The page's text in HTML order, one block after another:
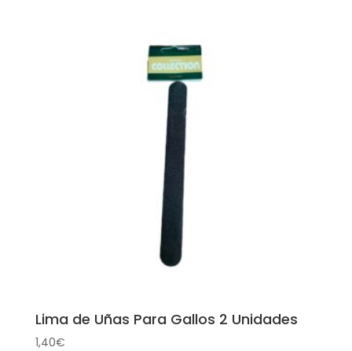
Lima de Uñas Para Gallos 2 Unidades
1,40€